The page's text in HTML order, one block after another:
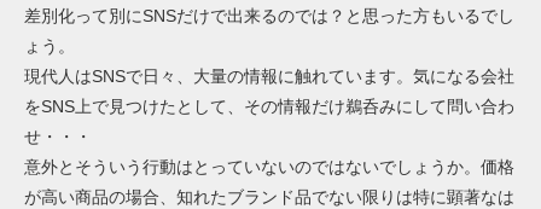
差別化って別にSNSだけで出来るのでは？と思った方もいるでし
ょう。
現代人はSNSで日々、大量の情報に触れています。気になる会社
をSNS上で見つけたとして、その情報だけ鵜呑みにして問い合わ
せ・・・
意外とそういう行動はとっていないのではないでしょうか。価格
が高い商品の場合、知れたブランド品でない限りは特に顕著なは